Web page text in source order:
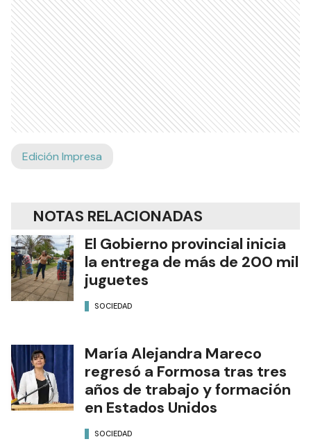
Edición Impresa
NOTAS RELACIONADAS
El Gobierno provincial inicia
la entrega de más de 200 mil
juguetes
SOCIEDAD
María Alejandra Mareco
regresó a Formosa tras tres
años de trabajo y formación
en Estados Unidos
SOCIEDAD